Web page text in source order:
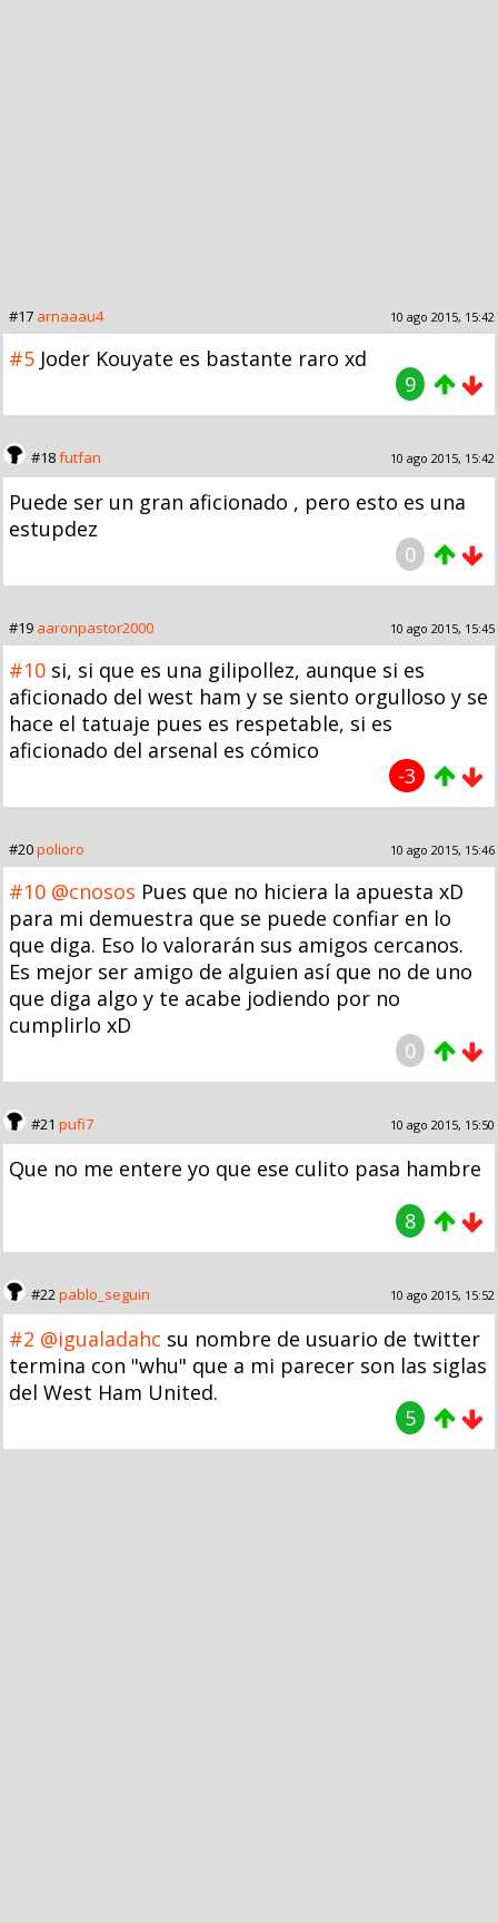
#17 arnaaau4 10 ago 2015, 15:42
#5 Joder Kouyate es bastante raro xd
9
#18futfan 10 ago 2015, 15:42
Puede ser un gran aficionado , pero esto es una
estupdez
0
#19 aaronpastor2000 10 ago 2015, 15:45
#10 si, si que es una gilipollez, aunque si es
aficionado del west ham y se siento orgulloso y se
hace el tatuaje pues es respetable, si es
aficionado del arsenal es cómico
-3
#20polioro 10 ago 2015, 15:46
#10 @cnosos Pues que no hiciera la apuesta xD
para mi demuestra que se puede confiar en lo
que diga. Eso lo valorarán sus amigos cercanos.
Es mejor ser amigo de alguien así que no de uno
que diga algo y te acabe jodiendo por no
cumplirlo xD
0
#21 pufi7 10 ago 2015, 15:50
Que no me entere yo que ese culito pasa hambre
8
#22pablo_seguin 10 ago 2015, 15:52
#2 @igualadahc su nombre de usuario de twitter
termina con "whu" que a mi parecer son las siglas
del West Ham United.
5